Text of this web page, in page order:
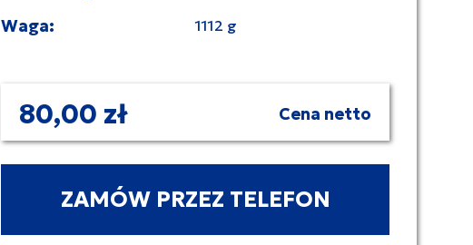
Waga: 1112 g
80,00 zł Cena netto
ZAMÓW PRZEZ TELEFON